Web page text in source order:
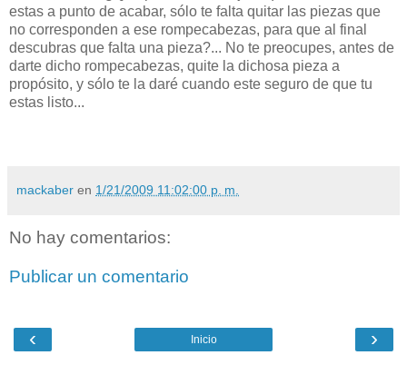
estas a punto de acabar, sólo te falta quitar las piezas que
no corresponden a ese rompecabezas, para que al final
descubras que falta una pieza?... No te preocupes, antes de
darte dicho rompecabezas, quite la dichosa pieza a
propósito, y sólo te la daré cuando este seguro de que tu
estas listo...
mackaber en 1/21/2009 11:02:00 p. m.
No hay comentarios:
Publicar un comentario
‹ ›
Inicio